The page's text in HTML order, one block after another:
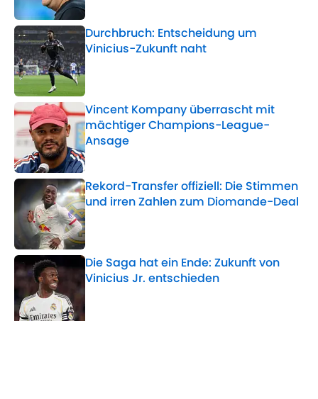
Durchbruch: Entscheidung um
Vinicius-Zukunft naht
Published by on Invalid Date
Vincent Kompany überrascht mit
mächtiger Champions-League-
Ansage
Published by on Invalid Date
Rekord-Transfer offiziell: Die Stimmen
und irren Zahlen zum Diomande-Deal
Published by on Invalid Date
Die Saga hat ein Ende: Zukunft von
Vinicius Jr. entschieden